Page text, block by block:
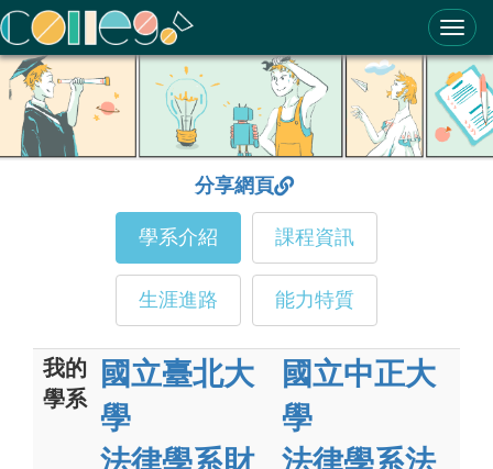
ColleGo! 大學選才與高中育才輔助系統
分享網頁
學系介紹 課程資訊
生涯進路 能力特質
我的
學系
國立臺北大
學
法律學系財
國立中正大
學
法律學系法